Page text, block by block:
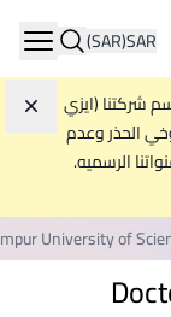
SAR
(SAR)
شركتنا (ايزي
الحذر وعدم
الرسميه.
University of